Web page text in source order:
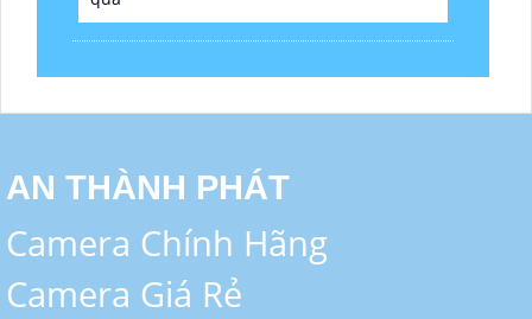
AN THÀNH PHÁT
Camera Chính Hãng
Camera Giá Rẻ